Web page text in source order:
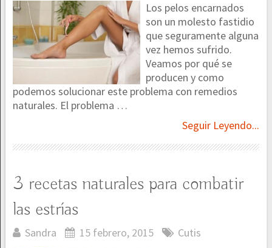
Los pelos encarnados
son un molesto fastidio
que seguramente alguna
vez hemos sufrido.
Veamos por qué se
producen y como
podemos solucionar este problema con remedios
naturales. El problema …
Seguir Leyendo...
3 recetas naturales para combatir
las estrías
Sandra 15 febrero, 2015
Cutis